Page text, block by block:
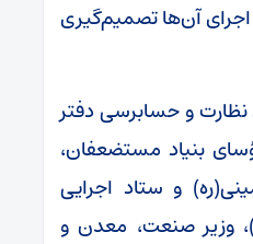
آن‌ها تصمیم‌گیری
و حسابرسی دفتر
بنیاد مستضعفان،
و ستاد اجرایی
وزیر صنعت، معدن و